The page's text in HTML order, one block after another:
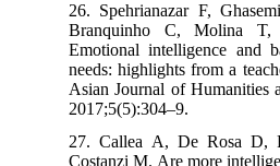
26. Spehrianazar F,
Branquinho C, Molina
Emotional intelligence and
needs: highlights from a
Asian Journal of Humanities
2017;5(5):304–9.
27. Callea A, De Rosa
Costanzi M. Are more